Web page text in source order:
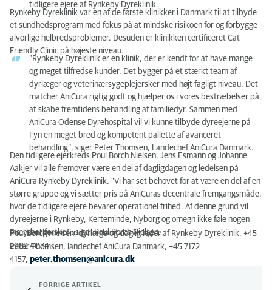
tidligere ejere af Rynkeby Dyreklinik.
Rynkeby Dyreklinik var en af de første klinikker i Danmark til at tilbyde
et sundhedsprogram med fokus på at mindske risikoen for og forbygge
alvorlige helbredsproblemer. Desuden er klinikken certificeret Cat
Friendly Clinic på højeste niveau.
”Rynkeby Dyreklinik er en klinik, der er kendt for at have mange
og meget tilfredse kunder. Det bygger på et stærkt team af
dyrlæger og veterinærsygeplejersker med højt fagligt niveau. Det
matcher AniCura rigtig godt og hjælper os i vores bestræbelser på
at skabe fremtidens behandling af familiedyr. Sammen med
AniCura Odense Dyrehospital vil vi kunne tilbyde dyreejerne på
Fyn en meget bred og kompetent pallette af avanceret
behandling”, siger Peter Thomsen, Landechef AniCura Danmark.
Den tidligere ejerkreds Poul Borch Nielsen, Jens Esmann og Johanne
Aakjer vil alle fremover være en del af dagligdagen og ledelsen på
AniCura Rynkeby Dyreklinik. ”Vi har set behovet for at være en del af en
større gruppe og vi sætter pris på AniCuras decentrale fremgangsmåde,
hvor de tidligere ejere bevarer operationel frihed. Af denne grund vil
dyreejerne i Rynkeby, Kerteminde, Nyborg og omegn ikke føle nogen
mærkbar forskel”, siger Poul Borch Nielsen.
For yderligere information kontakt venligst:
Poul Borch Nielsen, dyrlæge og daglig leder af Rynkeby Dyreklinik, +45
2982 4074
Peter Thomsen, landechef AniCura Danmark, +45 7172
4157, peter.thomsen@anicura.dk
FORRIGE ARTIKEL